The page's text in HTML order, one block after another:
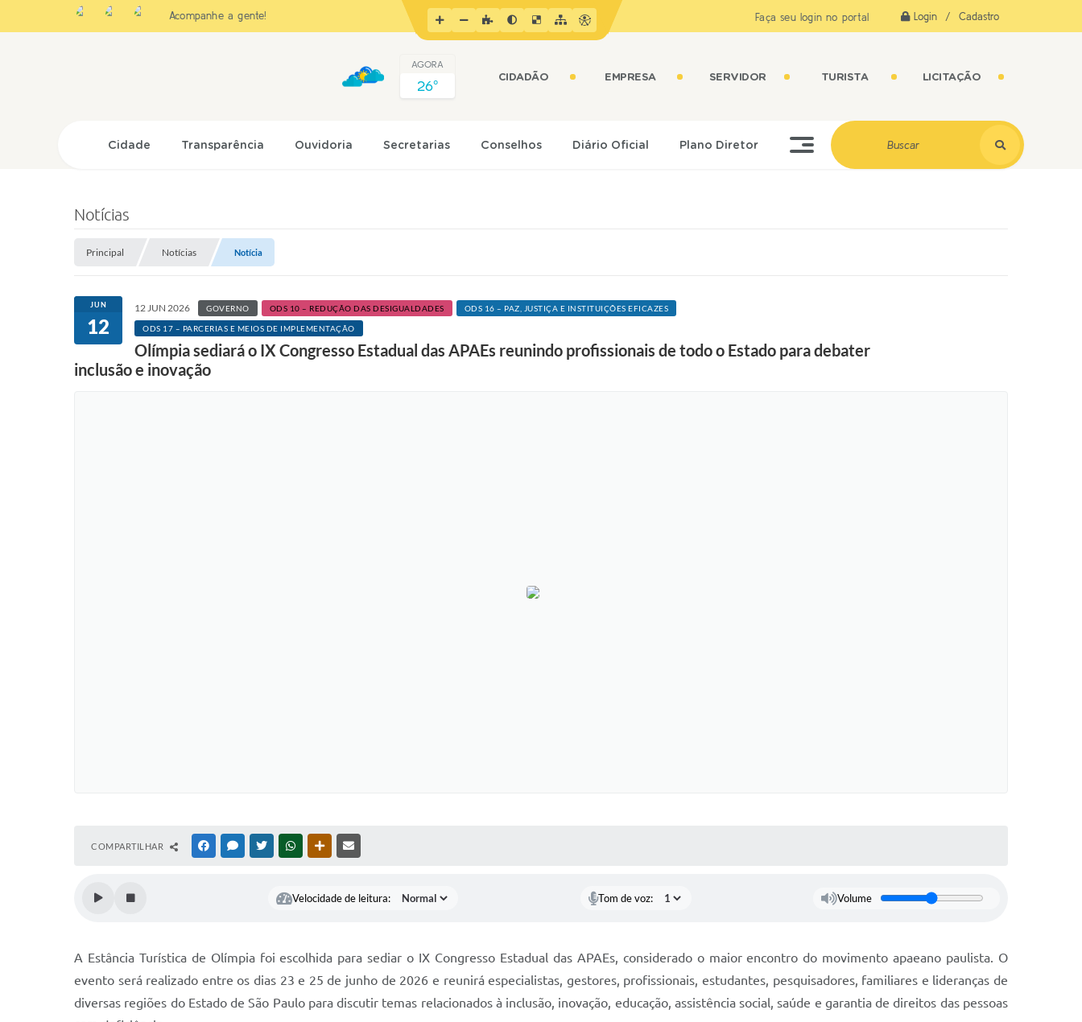
Faça seu login no portal Login / Cadastro
Acompanhe a gente!
CIDADÃO EMPRESA SERVIDOR TURISTA LICITAÇÃO
AGORA
26º
Cidade Transparência Ouvidoria Secretarias Conselhos Diário Oficial Plano Diretor
Notícias
Principal Notícias Notícia
JUN
12
12 JUN 2026 GOVERNO ODS 10 – REDUÇÃO DAS DESIGUALDADES ODS 16 – PAZ, JUSTIÇA E INSTITUIÇÕES EFICAZES
ODS 17 – PARCERIAS E MEIOS DE IMPLEMENTAÇÃO
Olímpia sediará o IX Congresso Estadual das APAEs reunindo profissionais de todo o Estado para debater
inclusão e inovação
COMPARTILHAR FACEBOOKMESSENGER
TWITTERWHATSAPPOUTRAS MÍDIAS
Velocidade de leitura: Tom de voz: Volume
A Estância Turística de Olímpia foi escolhida para sediar o IX Congresso Estadual das APAEs, considerado o maior encontro do movimento apaeano paulista. O
evento será realizado entre os dias 23 e 25 de junho de 2026 e reunirá especialistas, gestores, profissionais, estudantes, pesquisadores, familiares e lideranças de
diversas regiões do Estado de São Paulo para discutir temas relacionados à inclusão, inovação, educação, assistência social, saúde e garantia de direitos das pessoas